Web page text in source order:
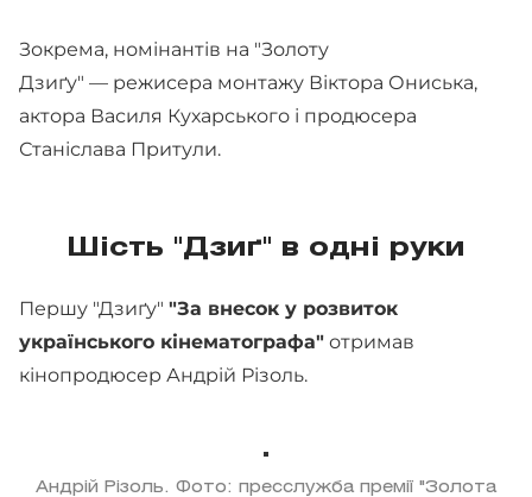
Зокрема, номінантів на "Золоту
Дзиґу" — режисера монтажу Віктора Ониська,
актора Василя Кухарського і продюсера
Станіслава Притули.
Шість "Дзиґ" в одні руки
Першу "Дзиґу" "За внесок у розвиток
українського кінематографа" отримав
кінопродюсер Андрій Різоль.
Андрій Різоль. Фото: пресслужба премії "Золота